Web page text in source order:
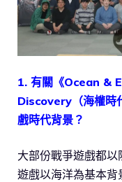
1. 有關《Ocean &
Discovery（海權時
戲時代背景？
大部份戰爭遊戲都
遊戲以海洋為基本背